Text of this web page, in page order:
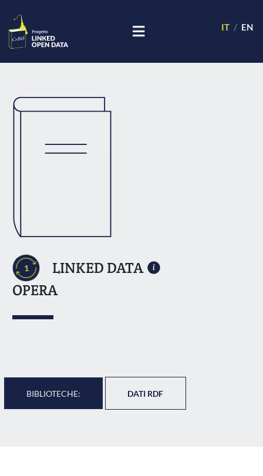
IT EN
1
LINKED DATA
OPERA
BIBLIOTECHE: DATI RDF